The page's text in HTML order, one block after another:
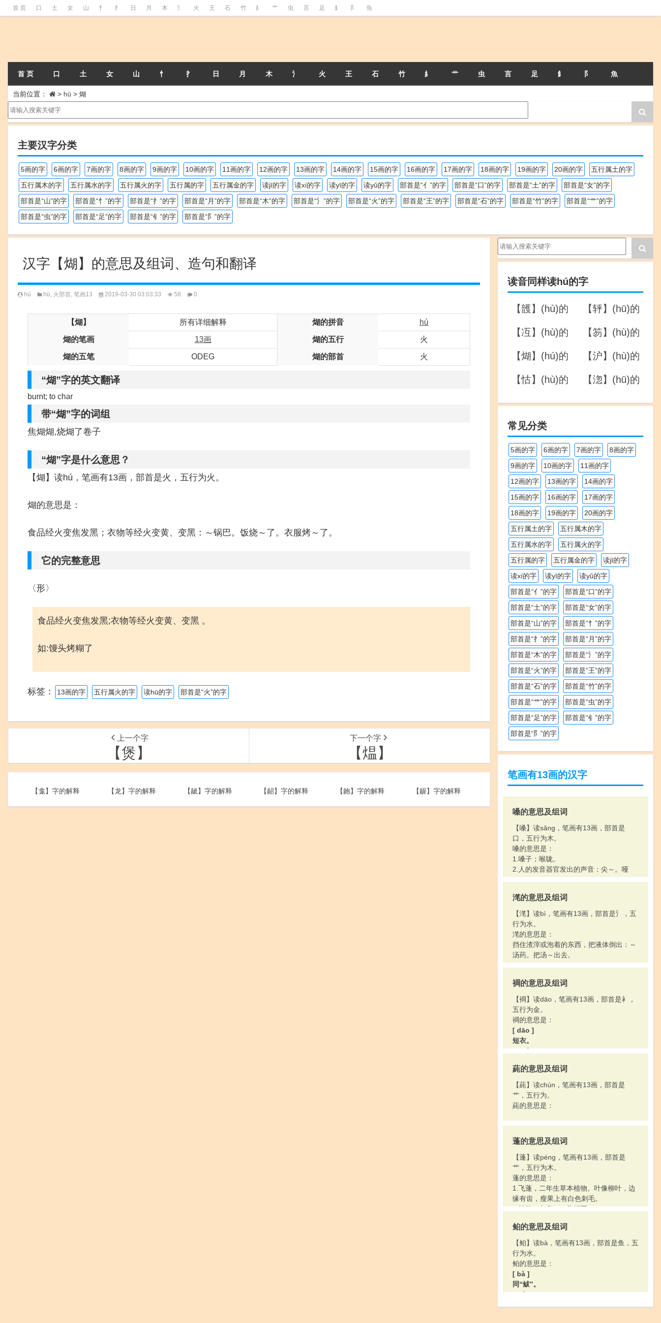
首 页 口 土 女 山 忄 扌 日 月 木 氵 火 王 石 竹 糹 艹 虫 言 足 釒 阝 魚
首 页 口 土 女 山 忄 扌 日 月 木 氵 火 王 石 竹 糹 艹 虫 言 足 釒 阝 魚
当前位置： > hū > 煳
主要汉字分类
5画的字 6画的字 7画的字 8画的字 9画的字 10画的字 11画的字 12画的字 13画的字 14画的字 15画的字 16画的字 17画的字 18画的字 19画的字 20画的字
五行属土的字
五行属木的字
五行属水的字 五行属火的字 五行属的字 五行属金的字 读jī的字 读xí的字 读yī的字 读yǔ的字 部首是“亻”的字 部首是“口”的字 部首是“土”的字
部首是“女”的字
部首是“山”的字
部首是“忄”的字 部首是“扌”的字 部首是“月”的字 部首是“木”的字 部首是“氵”的字 部首是“火”的字 部首是“王”的字 部首是“石”的字 部首是“竹”的字
部首是“艹”的字
部首是“虫”的字
部首是“足”的字 部首是“钅”的字 部首是“阝”的字
汉字【煳】的意思及组词、造句和翻译
hú hū, 火部首, 笔画13 2019-03-30 03:03:33 58 0
【煳】 所有详细解释 煳的拼音 hú
煳的笔画 13画 煳的五行 火
煳的五笔 ODEG 煳的部首 火
“煳”字的英文翻译
burnt; to char
带“煳”字的词组
焦煳煳,烧煳了卷子
“煳”字是什么意思？
【煳】读hú，笔画有13画，部首是火，五行为火。
煳的意思是：
食品经火变焦发黑；衣物等经火变黄、变黑：～锅巴。饭烧～了。衣服烤～了。
它的完整意思
〈形〉
食品经火变焦发黑;衣物等经火变黄、变黑 。
如:馒头烤糊了
标签： 13画的字 五行属火的字 读hū的字 部首是“火”的字
上一个字
【煲】
下一个字
【煴】
【龛】字的解释 【龙】字的解释 【龇】字的解释 【龆】字的解释 【龅】字的解释 【龌】字的解释
读音同样读hú的字
【頀】(hù)的
【轷】(hū)的
【冱】(hù)的
【笏】(hù)的
【煳】(hú)的
【沪】(hù)的
【怙】(hù)的
【淴】(hū)的
常见分类
5画的字 6画的字 7画的字
8画的字
9画的字
10画的字
11画的字
12画的字
13画的字
14画的字
15画的字
16画的字
17画的字
18画的字
19画的字
20画的字
五行属土的字
五行属木的字
五行属水的字
五行属火的字
五行属的字
五行属金的字
读jī的字
读xí的字
读yī的字
读yǔ的字
部首是“亻”的字
部首是“口”的字
部首是“土”的字
部首是“女”的字
部首是“山”的字
部首是“忄”的字
部首是“扌”的字
部首是“月”的字
部首是“木”的字
部首是“氵”的字
部首是“火”的字
部首是“王”的字
部首是“石”的字
部首是“竹”的字
部首是“艹”的字
部首是“虫”的字
部首是“足”的字
部首是“钅”的字
部首是“阝”的字
笔画有13画的汉字
嗓的意思及组词
【嗓】读sǎng，笔画有13画，部首是
口，五行为木。
嗓的意思是：
1.嗓子；喉咙。
2.人的发音器官发出的声音：尖～。哑
～。
滗的意思及组词
【滗】读bì，笔画有13画，部首是氵，五
行为水。
滗的意思是：
挡住渣滓或泡着的东西，把液体倒出：～
汤药。把汤～出去。
裯的意思及组词
【裯】读dāo，笔画有13画，部首是衤，
五行为金。
裯的意思是：
[ dāo ]
短衣。
[ chóu ]
蒓的意思及组词
【蒓】读chún，笔画有13画，部首是
艹，五行为。
蒓的意思是：
蓬的意思及组词
【蓬】读péng，笔画有13画，部首是
艹，五行为木。
蓬的意思是：
1.飞蓬，二年生草本植物。叶像柳叶，边
缘有齿，瘦果上有白色刺毛。
2.松散；杂乱：～头垢面。
鲌的意思及组词
【鲌】读bà，笔画有13画，部首是鱼，五
行为水。
鲌的意思是：
[ bà ]
同“鲅”。
[ bó ]